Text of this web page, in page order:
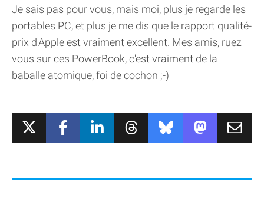
Je sais pas pour vous, mais moi, plus je regarde les
portables PC, et plus je me dis que le rapport qualité-
prix d'Apple est vraiment excellent. Mes amis, ruez
vous sur ces PowerBook, c'est vraiment de la
baballe atomique, foi de cochon ;-)